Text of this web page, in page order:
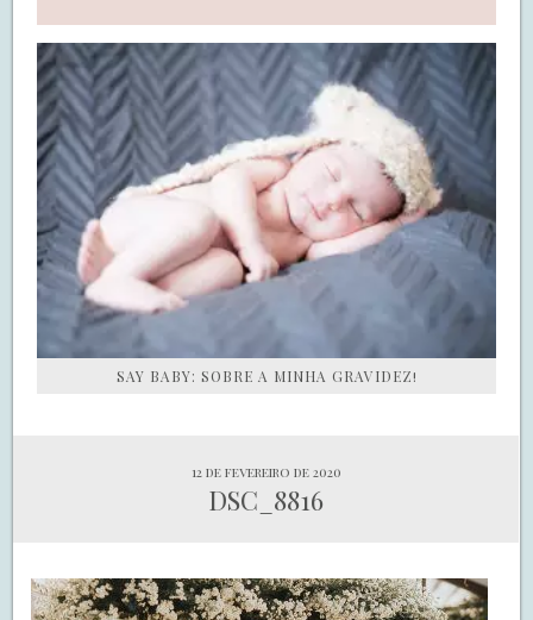
SAY BABY: SOBRE A MINHA GRAVIDEZ!
12 de fevereiro de 2020
DSC_8816